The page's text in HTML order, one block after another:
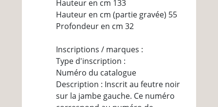
Hauteur en cm 133
Hauteur en cm (partie gravée) 55
Profondeur en cm 32
Inscriptions / marques :
Type d'inscription :
Numéro du catalogue
Description : Inscrit au feutre noir
sur la jambe gauche. Ce numéro